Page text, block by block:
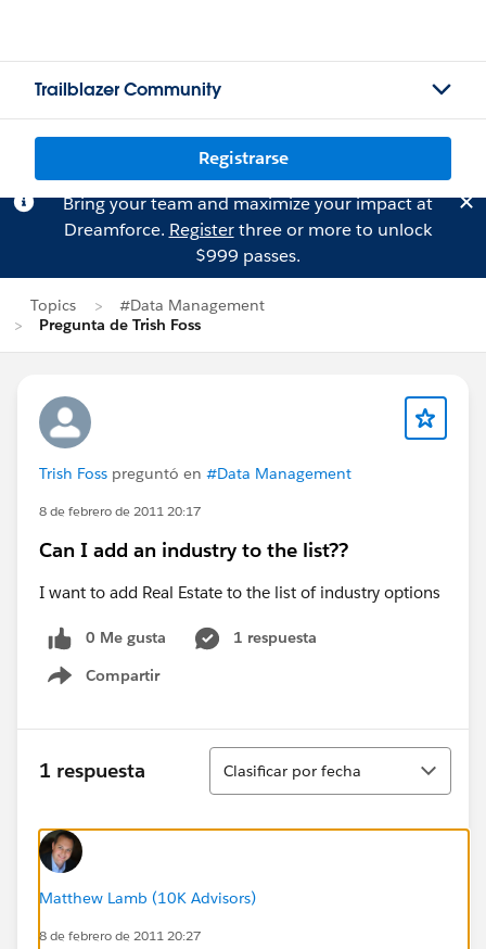
Trailblazer Community
Registrarse
Bring your team and maximize your impact at
Dreamforce. Registerthree or more to unlock
$999 passes.
Topics
#Data Management
Pregunta de Trish Foss
Trish Foss preguntó en #Data Management
8 de febrero de 2011 20:17
Can I add an industry to the list??
I want to add Real Estate to the list of industry options
0 Me gusta
1 respuesta
Compartir
Show menu
1 respuesta
Ordenar
Clasificar por fecha
Matthew Lamb (10K Advisors)
8 de febrero de 2011 20:27